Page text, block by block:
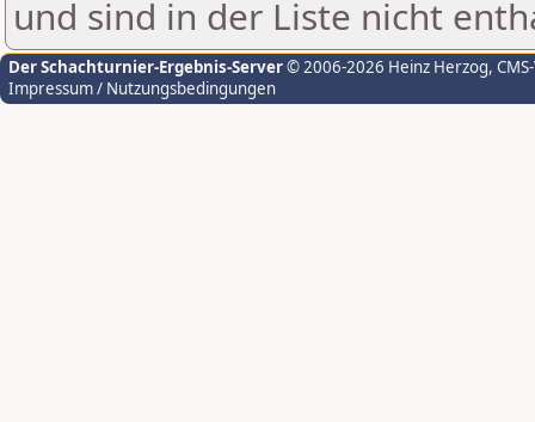
und sind in der Liste nicht
Der Schachturnier-Ergebnis-Server© 2006-2026 Heinz Herzog,
Impressum / Nutzungsbedingungen